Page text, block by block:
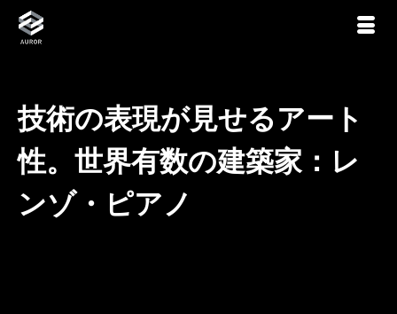
技術の表現が見せるアート
性。世界有数の建築家：レ
ンゾ・ピアノ